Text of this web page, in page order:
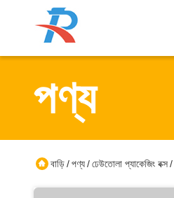
পণ্য
বাড়ি/পণ্য/ঢেউতোলা প্যাকেজিং বক্স/